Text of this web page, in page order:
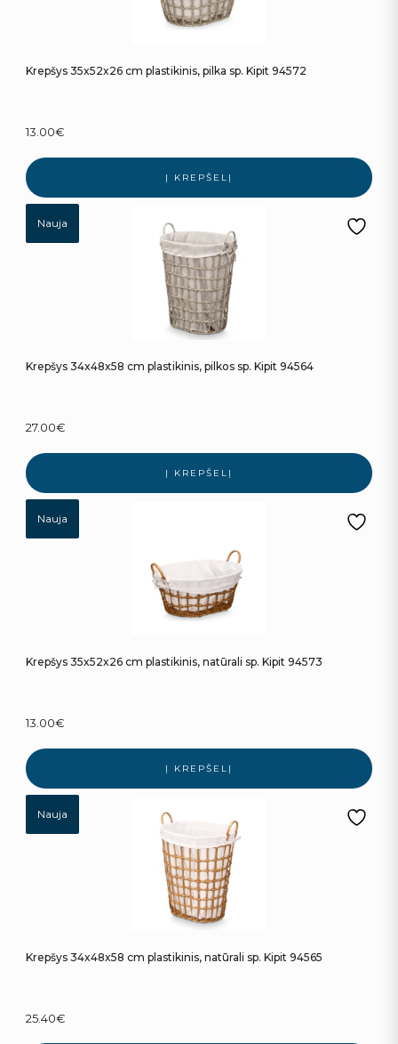
Krepšys 35x52x26 cm plastikinis, pilka sp. Kipit 94572
13.00€
Į KREPŠELĮ
Nauja
Krepšys 34x48x58 cm plastikinis, pilkos sp. Kipit 94564
27.00€
Į KREPŠELĮ
Nauja
Krepšys 35x52x26 cm plastikinis, natūrali sp. Kipit 94573
13.00€
Į KREPŠELĮ
Nauja
Krepšys 34x48x58 cm plastikinis, natūrali sp. Kipit 94565
25.40€